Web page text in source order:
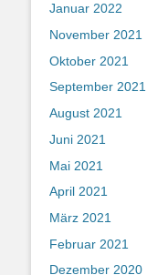
Januar 2022
November 2021
Oktober 2021
September 2021
August 2021
Juni 2021
Mai 2021
April 2021
März 2021
Februar 2021
Dezember 2020